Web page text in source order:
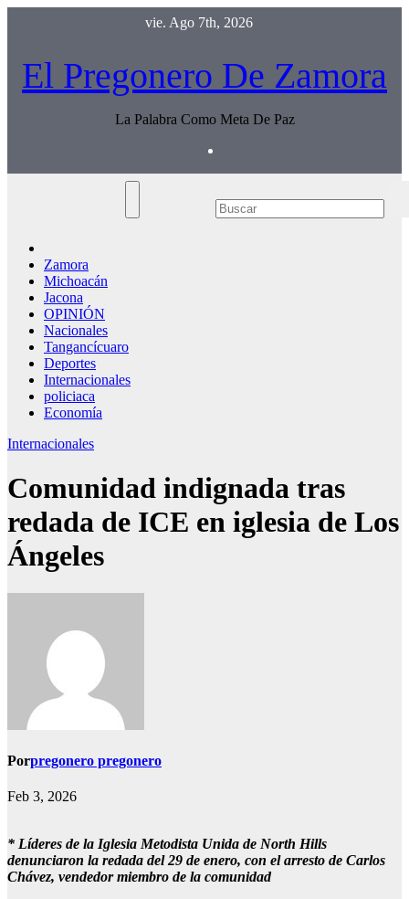
vie. Ago 7th, 2026
El Pregonero De Zamora
La Palabra Como Meta De Paz
Zamora
Michoacán
Jacona
OPINIÓN
Nacionales
Tangancícuaro
Deportes
Internacionales
policiaca
Economía
Internacionales
Comunidad indignada tras
redada de ICE en iglesia de Los
Ángeles
Porpregonero pregonero
Feb 3, 2026
* Líderes de la Iglesia Metodista Unida de North Hills
denunciaron la redada del 29 de enero, con el arresto de Carlos
Chávez, vendedor miembro de la comunidad